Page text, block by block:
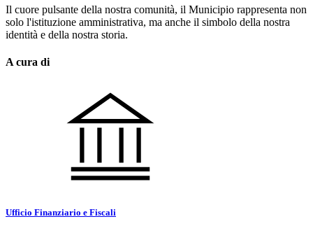
Il cuore pulsante della nostra comunità, il Municipio rappresenta non
solo l'istituzione amministrativa, ma anche il simbolo della nostra
identità e della nostra storia.
A cura di
Ufficio Finanziario e Fiscali